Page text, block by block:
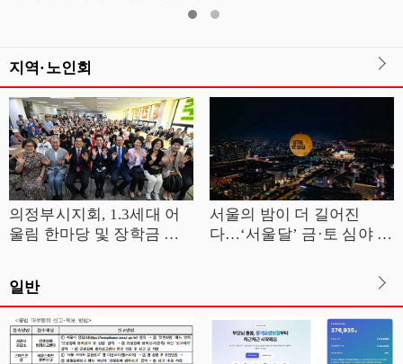
지역·노인회
의정부시지회, 1.3세대 어
울림 한마당 및 장학금 전
서울의 밤이 더 길어진
다…‘서울달’ 금·토 심야 운
일반